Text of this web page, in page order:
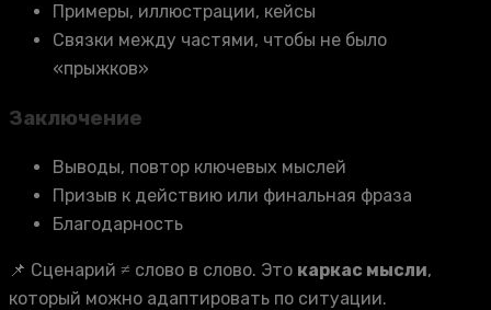
Примеры, иллюстрации, кейсы
Связки между частями, чтобы не было
«прыжков»
Заключение
Выводы, повтор ключевых мыслей
Призыв к действию или финальная фраза
Благодарность
📌 Сценарий ≠ слово в слово. Это каркас мысли,
который можно адаптировать по ситуации.